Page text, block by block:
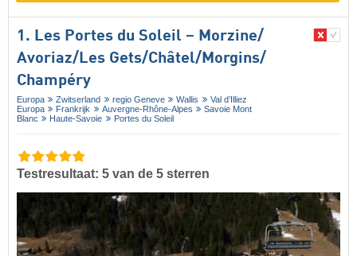
1. Les Portes du Soleil – Morzine/​
Avoriaz/​Les Gets/​Châtel/​Morgins/​
Champéry
Europa Zwitserland regio Geneve Wallis
Val d’Illiez
Europa
Frankrijk Auvergne-Rhône-Alpes
Savoie Mont
Blanc
Haute-Savoie Portes du Soleil
Testresultaat: 5 van de 5 sterren